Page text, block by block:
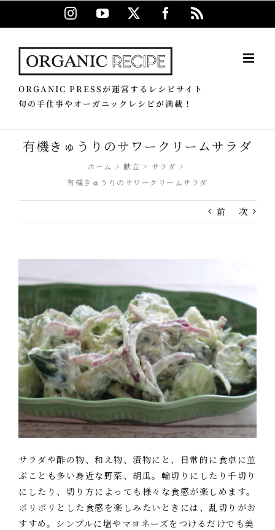
Instagram
YouTube Facebook
ORGANIC PRESSが運営するレシピサイト
旬の手仕事やオーガニックレシピが満載！
有機きゅうりのサワークリームサラダ
ホーム 献立
サラダ
有機きゅうりのサワークリームサラダ
前 次
サラダや酢の物、和え物、漬物にと、日常的に食卓に並
ぶことも多い身近な野菜、胡瓜。輪切りにしたり千切り
にしたり、切り方によっても様々な食感が楽しめます。
ポリポリとした食感を楽しみたいときには、乱切りがお
すすめ。シンプルに塩やマヨネーズをつけるだけでも美